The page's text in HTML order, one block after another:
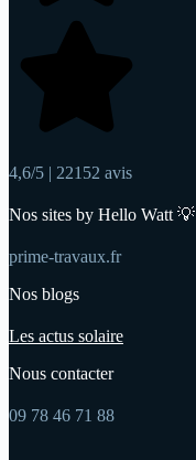
4,6/5 | 22152 avis
Nos sites by Hello Watt 💡
prime-travaux.fr
Nos blogs
Les actus solaire
Nous contacter
09 78 46 71 88